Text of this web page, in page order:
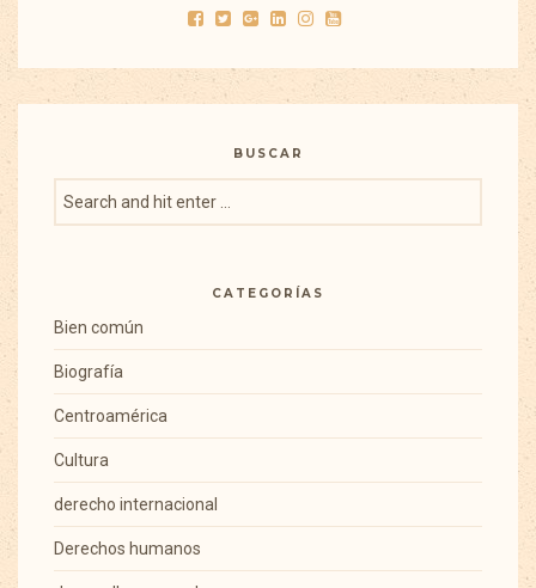
BUSCAR
CATEGORÍAS
Bien común
Biografía
Centroamérica
Cultura
derecho internacional
Derechos humanos